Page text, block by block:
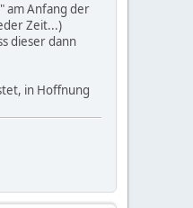
am Anfang der
Zeit...)
dieser dann
in Hoffnung